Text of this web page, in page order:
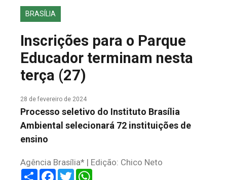
EDIÇÕES ANTERIORES
FALE CONOSCO
BRASÍLIA
Inscrições para o Parque
Educador terminam nesta
terça (27)
28 de fevereiro de 2024
Processo seletivo do Instituto Brasília
Ambiental selecionará 72 instituições de
ensino
Agência Brasília* | Edição: Chico Neto
ShareFacebook
Twitter